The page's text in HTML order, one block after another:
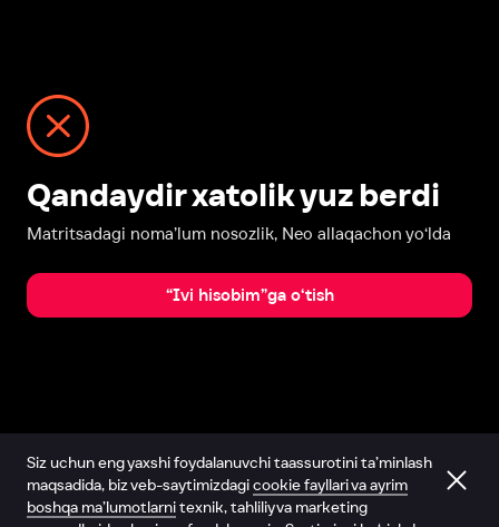
Qandaydir xatolik yuz berdi
Matritsadagi noma’lum nosozlik, Neo allaqachon yo‘lda
“Ivi hisobim”ga o‘tish
Siz uchun eng yaxshi foydalanuvchi taassurotini ta’minlash
maqsadida, biz veb-saytimizdagicookie fayllari va ayrim
boshqa ma’lumotlarnitexnik, tahliliy va marketing